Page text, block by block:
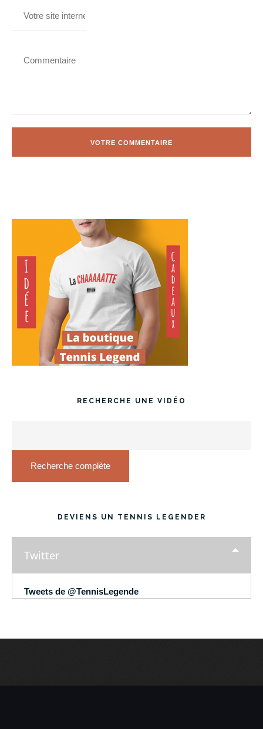
RECHERCHE UNE VIDÉO
Recherche complète
DEVIENS UN TENNIS LEGENDER
Twitter
Tweets de @TennisLegende